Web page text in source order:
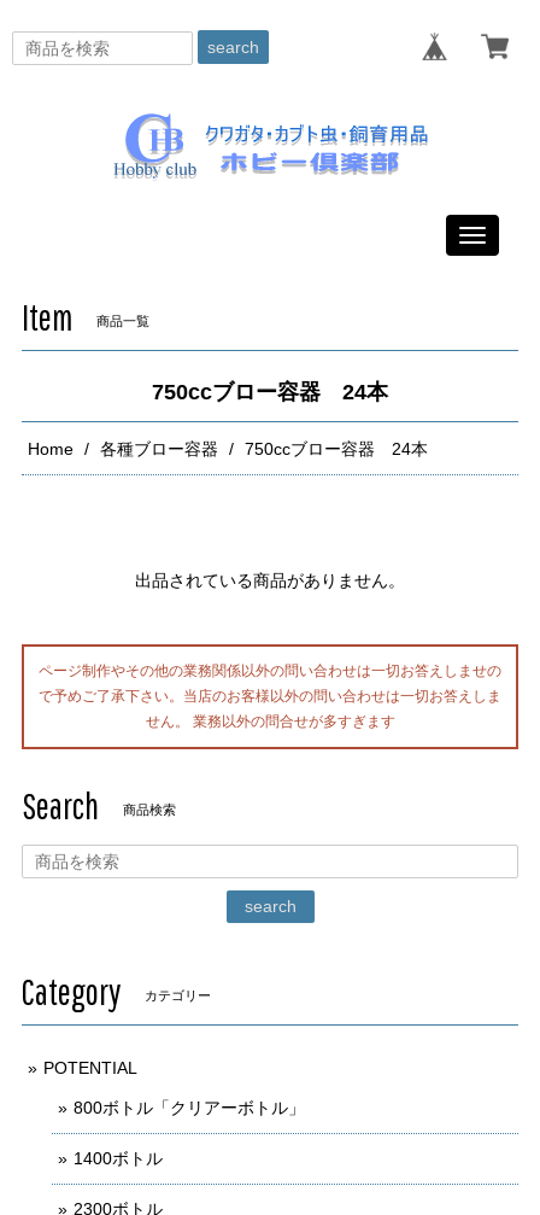
search
Toggle
Item 商品一覧
750ccブロー容器 24本
Home 各種ブロー容器 750ccブロー容器 24本
出品されている商品がありません。
ページ制作やその他の業務関係以外の問い合わせは一切お答えしませの
で予めご了承下さい。当店のお客様以外の問い合わせは一切お答えしま
せん。 業務以外の問合せが多すぎます
Search 商品検索
search
Category カテゴリー
POTENTIAL
800ボトル「クリアーボトル」
1400ボトル
2300ボトル